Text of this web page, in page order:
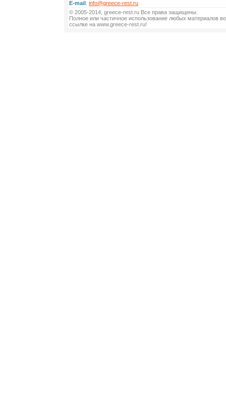
E-mail: info@greece-rest.ru
© 2005-2014, greece-rest.ru Все права защищены.
Полное или частичное использование любых материалов
ссылке на www.greece-rest.ru!